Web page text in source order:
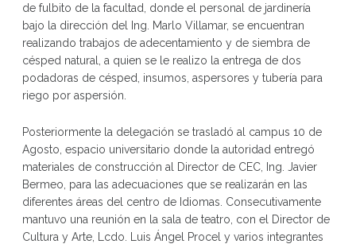
de fulbito de la facultad, donde el personal de jardinería
bajo la dirección del Ing. Marlo Villamar, se encuentran
realizando trabajos de adecentamiento y de siembra de
césped natural, a quien se le realizo la entrega de dos
podadoras de césped, insumos, aspersores y tubería para
riego por aspersión.
Posteriormente la delegación se trasladó al campus 10 de
Agosto, espacio universitario donde la autoridad entregó
materiales de construcción al Director de CEC, Ing. Javier
Bermeo, para las adecuaciones que se realizarán en las
diferentes áreas del centro de Idiomas. Consecutivamente
mantuvo una reunión en la sala de teatro, con el Director de
Cultura y Arte, Lcdo. Luis Ángel Procel y varios integrantes